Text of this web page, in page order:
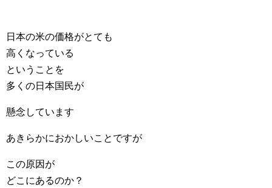
日本の米の価格がとても
高くなっている
ということを
多くの日本国民が
懸念しています
あきらかにおかしいことですが
この原因が
どこにあるのか？